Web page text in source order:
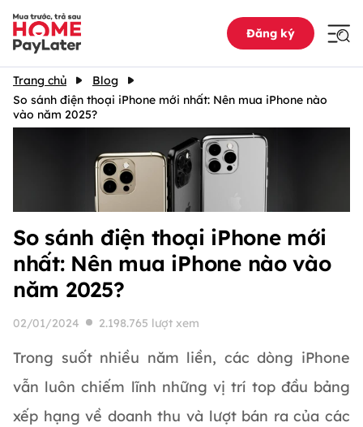
Đăng ký
Trang chủ
Blog
So sánh điện thoại iPhone mới nhất: Nên mua iPhone nào
vào năm 2025?
So sánh điện thoại iPhone mới
nhất: Nên mua iPhone nào vào
năm 2025?
02/01/2024 2.198.765 lượt xem
Trong suốt nhiều năm liền, các dòng iPhone
vẫn luôn chiếm lĩnh những vị trí top đầu bảng
xếp hạng về doanh thu và lượt bán ra của các